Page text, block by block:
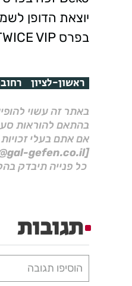
יוצאת הדופן
בפרס TWICE VIP בקטגוריית יעילות של מדיחי כלים.
ראשון-לציון
באתר זה עשוי
בהתאם להוראות סעיף 27א לחוק זכויות יוצרים,
אם אתם בעלי
[Manager@gal-gefen.co.il]
כל פנייה תיבדק
תגובות
הוסיפו תגובה